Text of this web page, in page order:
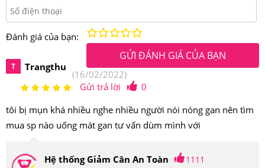
Đánh giá của bạn: Rất tốt
Trung bình
Fair
Kém
GỬI ĐÁNH GIÁ CỦA BẠN
T Trangthu
(16/02/2022)
Gửi trả lời
0
tôi bị mụn khá nhiều nghe nhiều người nói nóng gan nên tìm
mua sp nào uống mát gan tư vấn dùm mình với
Hệ thống Giảm Cân An Toàn 1111